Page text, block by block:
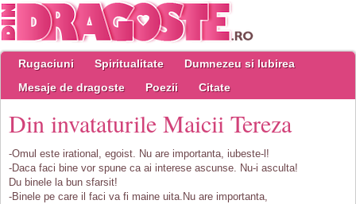
Rugaciuni Spiritualitate
Dumnezeu si Iubirea
Mesaje de dragoste
Poezii Citate
Din invataturile Maicii Tereza
-Omul este irational, egoist. Nu are importanta, iubeste-l!
-Daca faci bine vor spune ca ai interese ascunse. Nu-i asculta!
Du binele la bun sfarsit!
-Binele pe care il faci va fi maine uita.Nu are importanta,